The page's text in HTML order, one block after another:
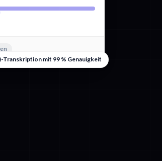
Transkription mit 99 % Genauigkeit